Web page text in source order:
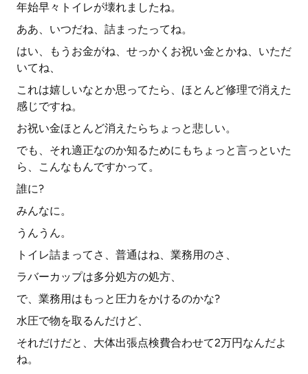
年始早々トイレが壊れましたね。
ああ、いつだね、詰まったってね。
はい、もうお金がね、せっかくお祝い金とかね、いただ
いてね、
これは嬉しいなとか思ってたら、ほとんど修理で消えた
感じですね。
お祝い金ほとんど消えたらちょっと悲しい。
でも、それ適正なのか知るためにもちょっと言っといた
ら、こんなもんですかって。
誰に?
みんなに。
うんうん。
トイレ詰まってさ、普通はね、業務用のさ、
ラバーカップは多分処方の処方、
で、業務用はもっと圧力をかけるのかな?
水圧で物を取るんだけど、
それだけだと、大体出張点検費合わせて2万円なんだよ
ね。